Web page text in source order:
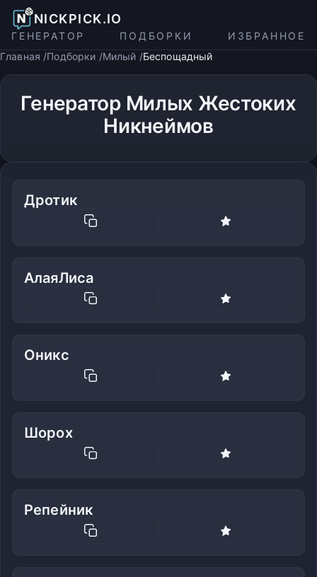
NICKPICK.IO
ГЕНЕРАТОР ПОДБОРКИ
ИЗБРАННОЕ
Главная
Подборки Милый Беспощадный
Генератор Милых Жестоких
Никнеймов
Дротик
АлаяЛиса
Оникс
Шорох
Репейник